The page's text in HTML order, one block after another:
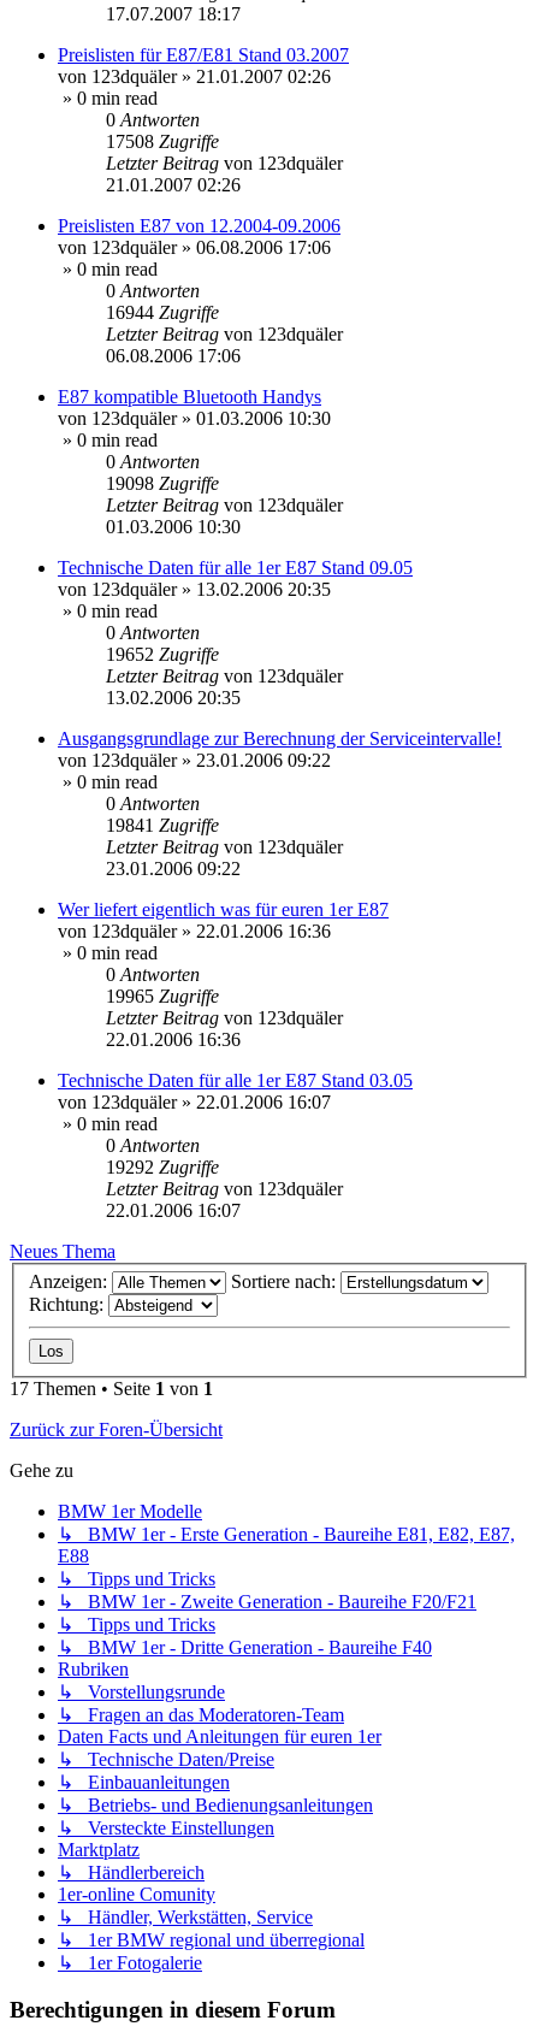
17.07.2007 18:17
Preislisten für E87/E81 Stand 03.2007
von 123dquäler» 21.01.2007 02:26
» 0 min read
0 Antworten
17508 Zugriffe
Letzter Beitrag von 123dquäler
21.01.2007 02:26
Preislisten E87 von 12.2004-09.2006
von 123dquäler» 06.08.2006 17:06
» 0 min read
0 Antworten
16944 Zugriffe
Letzter Beitrag von 123dquäler
06.08.2006 17:06
E87 kompatible Bluetooth Handys
von 123dquäler» 01.03.2006 10:30
» 0 min read
0 Antworten
19098 Zugriffe
Letzter Beitrag von 123dquäler
01.03.2006 10:30
Technische Daten für alle 1er E87 Stand 09.05
von 123dquäler» 13.02.2006 20:35
» 0 min read
0 Antworten
19652 Zugriffe
Letzter Beitrag von 123dquäler
13.02.2006 20:35
Ausgangsgrundlage zur Berechnung der Serviceintervalle!
von 123dquäler» 23.01.2006 09:22
» 0 min read
0 Antworten
19841 Zugriffe
Letzter Beitrag von 123dquäler
23.01.2006 09:22
Wer liefert eigentlich was für euren 1er E87
von 123dquäler» 22.01.2006 16:36
» 0 min read
0 Antworten
19965 Zugriffe
Letzter Beitrag von 123dquäler
22.01.2006 16:36
Technische Daten für alle 1er E87 Stand 03.05
von 123dquäler» 22.01.2006 16:07
» 0 min read
0 Antworten
19292 Zugriffe
Letzter Beitrag von 123dquäler
22.01.2006 16:07
Neues Thema
Anzeigen:
Sortiere nach:
Richtung:
17 Themen • Seite 1 von 1
Zurück zur Foren-Übersicht
Gehe zu
BMW 1er Modelle
↳ BMW 1er - Erste Generation - Baureihe E81, E82, E87,
E88
↳ Tipps und Tricks
↳ BMW 1er - Zweite Generation - Baureihe F20/F21
↳ Tipps und Tricks
↳ BMW 1er - Dritte Generation - Baureihe F40
Rubriken
↳ Vorstellungsrunde
↳ Fragen an das Moderatoren-Team
Daten Facts und Anleitungen für euren 1er
↳ Technische Daten/Preise
↳ Einbauanleitungen
↳ Betriebs- und Bedienungsanleitungen
↳ Versteckte Einstellungen
Marktplatz
↳ Händlerbereich
1er-online Comunity
↳ Händler, Werkstätten, Service
↳ 1er BMW regional und überregional
↳ 1er Fotogalerie
Berechtigungen in diesem Forum